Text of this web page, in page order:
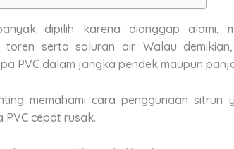
dipilih karena dianggap alami,
toren serta saluran air. Walau
PVC dalam jangka pendek maupun
memahami cara penggunaan sitrun
cepat rusak.